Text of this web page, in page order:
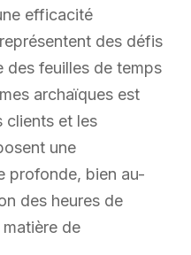
efficacité
des défis
des feuilles de temps
archaïques est
clients et les
une
profonde, bien au-
des heures de
de